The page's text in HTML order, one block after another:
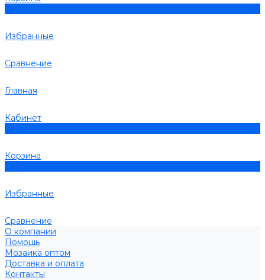
Избранные
Сравнение
Главная
Кабинет
Корзина
Избранные
Сравнение
О компании
Помощь
Мозаика оптом
Доставка и оплата
Контакты